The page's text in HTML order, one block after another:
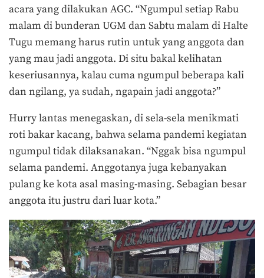
acara yang dilakukan AGC. “Ngumpul setiap Rabu
malam di bunderan UGM dan Sabtu malam di Halte
Tugu memang harus rutin untuk yang anggota dan
yang mau jadi anggota. Di situ bakal kelihatan
keseriusannya, kalau cuma ngumpul beberapa kali
dan ngilang, ya sudah, ngapain jadi anggota?”
Hurry lantas menegaskan, di sela-sela menikmati
roti bakar kacang, bahwa selama pandemi kegiatan
ngumpul tidak dilaksanakan. “Nggak bisa ngumpul
selama pandemi. Anggotanya juga kebanyakan
pulang ke kota asal masing-masing. Sebagian besar
anggota itu justru dari luar kota.”